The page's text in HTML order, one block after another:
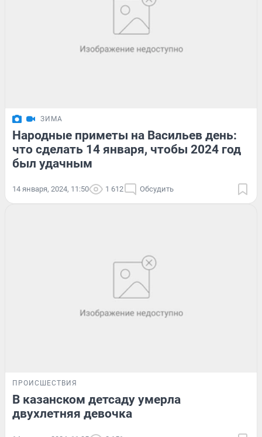
ЗИМА
Народные приметы на Васильев день:
что сделать 14 января, чтобы 2024 год
был удачным
14 января, 2024, 11:50 1 612 Обсудить
ПРОИСШЕСТВИЯ
В казанском детсаду умерла
двухлетняя девочка